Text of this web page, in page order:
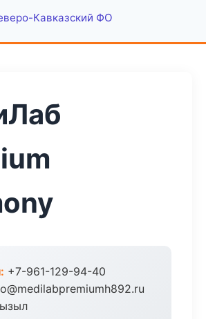
Кавказский ФО
+7-961-129-94-40